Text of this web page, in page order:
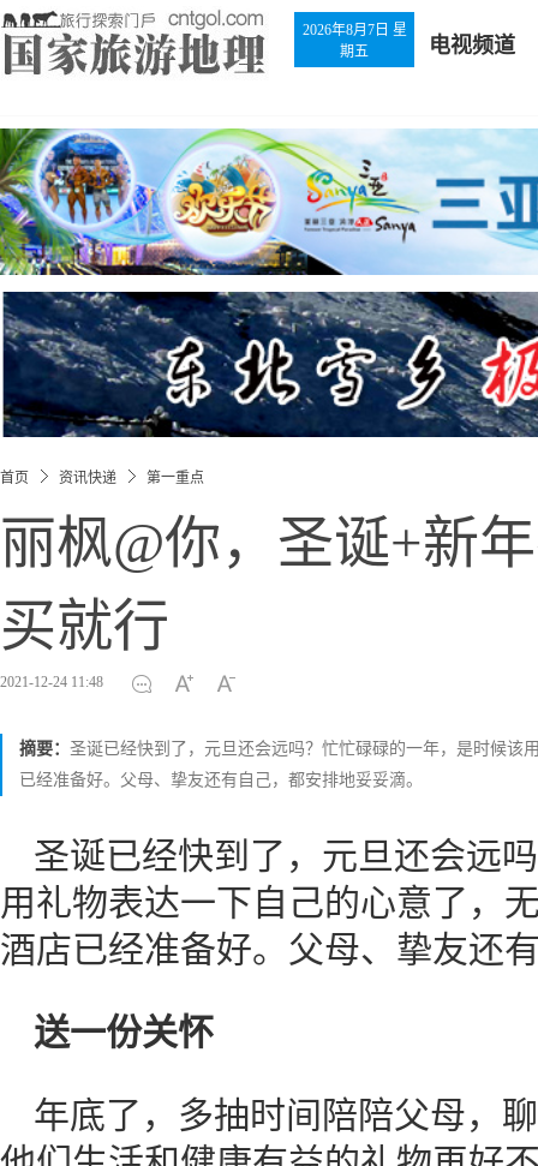
2026年8月7日 星
期五
电视频道
首页 资讯快递 第一重点
丽枫@你，圣诞+新
买就行
2021-12-24 11:48
摘要： 圣诞已经快到了，元旦还会远吗？忙忙碌碌的一年，是时候该
已经准备好。父母、挚友还有自己，都安排地妥妥滴。
圣诞已经快到了，元旦还会远
用礼物表达一下自己的心意了，
酒店已经准备好。父母、挚友还
送一份关怀
年底了，多抽时间陪陪父母，